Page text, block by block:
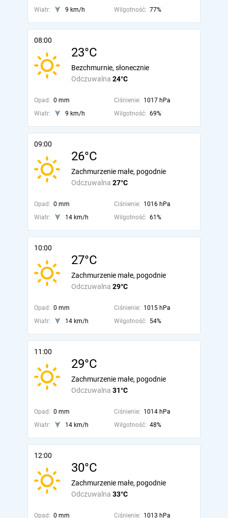
Wiatr: 9 km/h Wilgotność: 77%
08:00
23°C
Odczuwalna 24°C
Bezchmurnie, słonecznie
Opad: 0 mm Ciśnienie: 1017 hPa
Wiatr:
9 km/h Wilgotność: 69%
09:00
26°C
Odczuwalna 27°C
Zachmurzenie małe, pogodnie
Opad: 0 mm Ciśnienie: 1016 hPa
Wiatr:
14 km/h Wilgotność: 61%
10:00
27°C
Odczuwalna 29°C
Zachmurzenie małe, pogodnie
Opad: 0 mm Ciśnienie: 1015 hPa
Wiatr:
14 km/h Wilgotność: 54%
11:00
29°C
Odczuwalna 31°C
Zachmurzenie małe, pogodnie
Opad: 0 mm Ciśnienie: 1014 hPa
Wiatr:
14 km/h Wilgotność: 48%
12:00
30°C
Odczuwalna 33°C
Zachmurzenie małe, pogodnie
Opad: 0 mm Ciśnienie: 1013 hPa